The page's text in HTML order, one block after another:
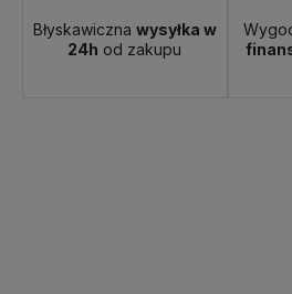
Błyskawiczna wysyłka w
24h od zakupu